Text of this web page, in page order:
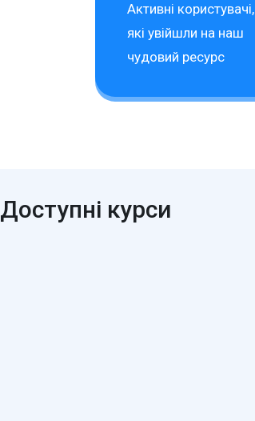
Активні користувачі,
які увійшли на наш
чудовий ресурс
Доступні курси